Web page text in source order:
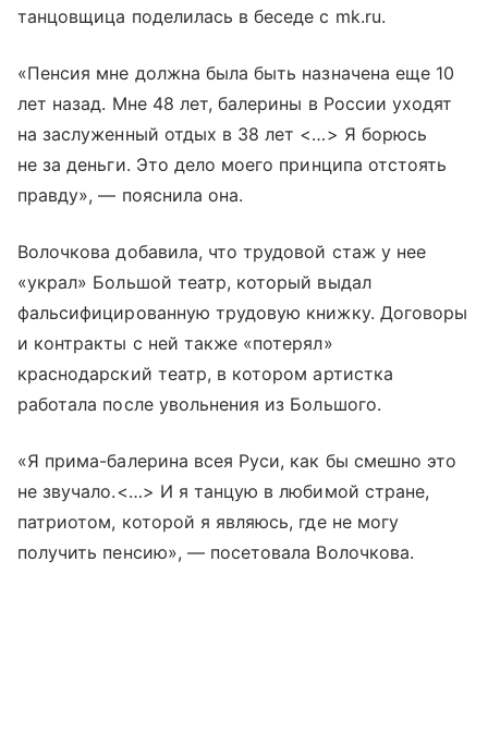
танцовщица поделилась в беседе с mk.ru.
«Пенсия мне должна была быть назначена еще 10
лет назад. Мне 48 лет, балерины в России уходят
на заслуженный отдых в 38 лет <…> Я борюсь
не за деньги. Это дело моего принципа отстоять
правду», — пояснила она.
Волочкова добавила, что трудовой стаж у нее
«украл» Большой театр, который выдал
фальсифицированную трудовую книжку. Договоры
и контракты с ней также «потерял»
краснодарский театр, в котором артистка
работала после увольнения из Большого.
«Я прима-балерина всея Руси, как бы смешно это
не звучало.<…> И я танцую в любимой стране,
патриотом, которой я являюсь, где не могу
получить пенсию», — посетовала Волочкова.